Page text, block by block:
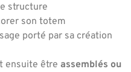
structure
son totem
porté par sa création
ensuite être assemblés ou